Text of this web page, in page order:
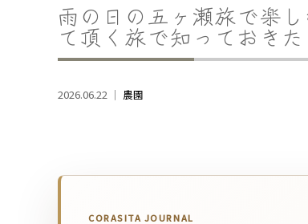
雨の日の五ヶ瀬旅で楽
て頂く旅で知っておき
2026.06.22 ｜ 農園